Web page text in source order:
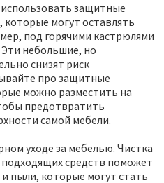
защитные
могут оставлять
под горячими кастрюлями
небольшие, но
снизят риск
про защитные
можно разместить на
предотвратить
самой мебели.
уходе за мебелью. Чистка
средств поможет
пыли, которые могут стать